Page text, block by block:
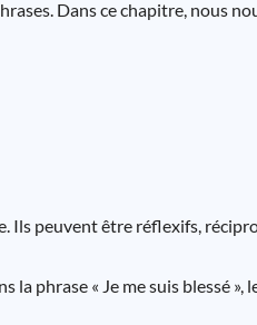
Dans ce chapitre, nous
Ils peuvent être réflexifs,
phrase « Je me suis blessé »,